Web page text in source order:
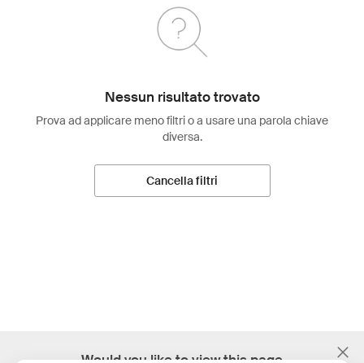
Nessun risultato trovato
Prova ad applicare meno filtri o a usare una parola chiave
diversa.
Cancella filtri